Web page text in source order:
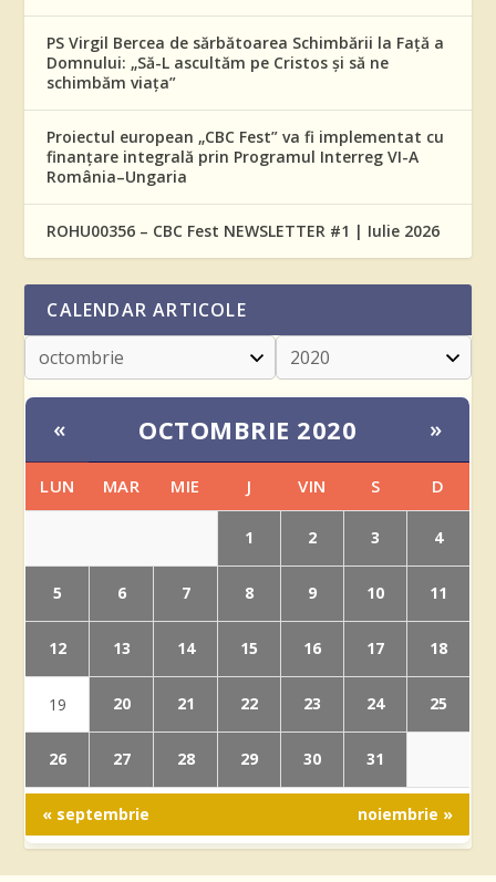
PS Virgil Bercea de sărbătoarea Schimbării la Față a
Domnului: „Să-L ascultăm pe Cristos și să ne
schimbăm viața”
Proiectul european „CBC Fest” va fi implementat cu
finanțare integrală prin Programul Interreg VI-A
România–Ungaria
ROHU00356 – CBC Fest NEWSLETTER #1 | Iulie 2026
CALENDAR ARTICOLE
« OCTOMBRIE 2020 »
LUN MAR MIE J VIN S D
1 2 3 4
5 6 7 8 9 10 11
12 13 14 15 16 17 18
19 20 21 22 23 24 25
26 27 28 29 30 31
« septembrie noiembrie »